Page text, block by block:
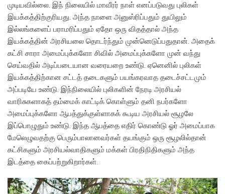
முடியவில்லை. இந் நிலையில் மாவீரர் நாள் எனப்படுவது புலிகள்
இயக்கத்திற்குரியது. அந்த நாளை அனுஸ்ரிப்பதும் துயிலும்
இல்லங்களைப் பராமரிப்பதும் ஏதோ ஒரு விதத்தால் அந்த
இயக்கத்தின் அரசியலை தொடர்ந்தும் முன்னெடுப்பதுதான். அதைக்
கட்சி சாரா அமைப்புக்களோ சிவில் அமைப்புக்களோ முன் வந்து
செய்வதில் அடிப்படையான வரையறை உண்டு. ஏனெனில் புலிகள்
இயக்கத்திற்கான சட்டத் தடைகளும் பயங்கரவாத தடைச்சட்டமும்
அப்படியே உண்டு. இந்நிலையில் புலிகளின் நேரடி அரசியல்
வாரிசுகளாகத் தம்மைக் காட்டிக் கொள்ளும் தனி நபர்களோ
அமைப்புக்களோ ஆபத்துக்குள்ளாகக் கூடிய அரசியல் சூழலே
இப்பொழுதும் உண்டு. இந்த ஆபத்தை எதிர் கொண்டு ஓர் அமைப்பாக
மேலெழுவதற்கு பெரும்பாலானவர்கள் தயங்கும் ஒரு சூழலில்தான்
கட்சிகளும் அரசியல்வாதிகளும் மக்கள் பிரதிநிதிகளும் அந்த
இடத்தை கைப்பற்றுகிறார்கள்.